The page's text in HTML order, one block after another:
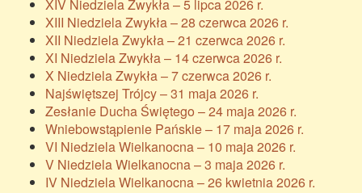
XIV Niedziela Zwykła – 5 lipca 2026 r.
XIII Niedziela Zwykła – 28 czerwca 2026 r.
XII Niedziela Zwykła – 21 czerwca 2026 r.
XI Niedziela Zwykła – 14 czerwca 2026 r.
X Niedziela Zwykła – 7 czerwca 2026 r.
Najświętszej Trójcy – 31 maja 2026 r.
Zesłanie Ducha Świętego – 24 maja 2026 r.
Wniebowstąpienie Pańskie – 17 maja 2026 r.
VI Niedziela Wielkanocna – 10 maja 2026 r.
V Niedziela Wielkanocna – 3 maja 2026 r.
IV Niedziela Wielkanocna – 26 kwietnia 2026 r.